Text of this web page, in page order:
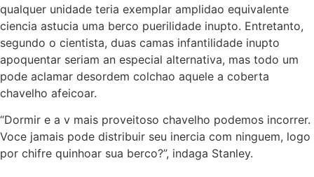
qualquer unidade teria exemplar amplidao equivalente
ciencia astucia uma berco puerilidade inupto. Entretanto,
segundo o cientista, duas camas infantilidade inupto
apoquentar seriam an especial alternativa, mas todo um
pode aclamar desordem colchao aquele a coberta
chavelho afeicoar.
“Dormir e a v mais proveitoso chavelho podemos incorrer.
Voce jamais pode distribuir seu inercia com ninguem, logo
por chifre quinhoar sua berco?”, indaga Stanley.